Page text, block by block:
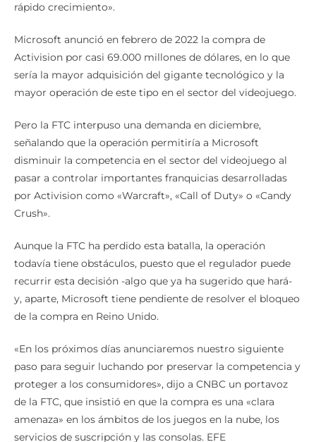
rápido crecimiento».
Microsoft anunció en febrero de 2022 la compra de
Activision por casi 69.000 millones de dólares, en lo que
sería la mayor adquisición del gigante tecnológico y la
mayor operación de este tipo en el sector del videojuego.
Pero la FTC interpuso una demanda en diciembre,
señalando que la operación permitiría a Microsoft
disminuir la competencia en el sector del videojuego al
pasar a controlar importantes franquicias desarrolladas
por Activision como «Warcraft», «Call of Duty» o «Candy
Crush».
Aunque la FTC ha perdido esta batalla, la operación
todavía tiene obstáculos, puesto que el regulador puede
recurrir esta decisión -algo que ya ha sugerido que hará-
y, aparte, Microsoft tiene pendiente de resolver el bloqueo
de la compra en Reino Unido.
«En los próximos días anunciaremos nuestro siguiente
paso para seguir luchando por preservar la competencia y
proteger a los consumidores», dijo a CNBC un portavoz
de la FTC, que insistió en que la compra es una «clara
amenaza» en los ámbitos de los juegos en la nube, los
servicios de suscripción y las consolas. EFE